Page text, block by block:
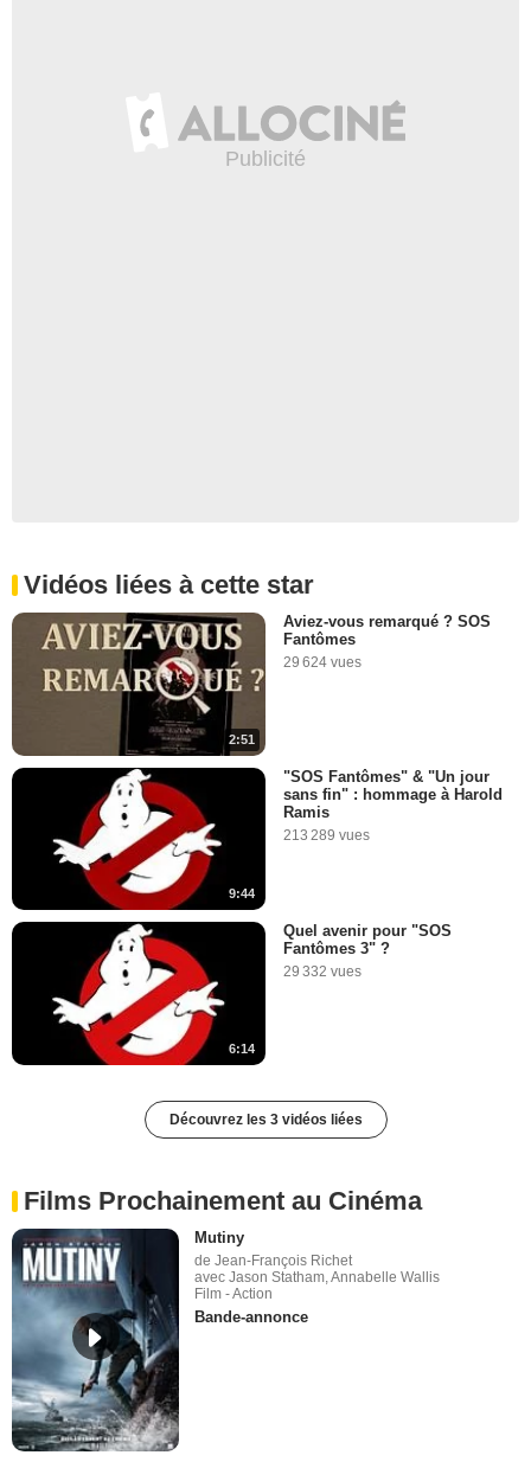
Vidéos liées à cette star
2:51
Aviez-vous remarqué ? SOS
Fantômes
29 624 vues
9:44
"SOS Fantômes" & "Un jour
sans fin" : hommage à Harold
Ramis
213 289 vues
6:14
Quel avenir pour "SOS
Fantômes 3" ?
29 332 vues
Découvrez les 3 vidéos liées
Films Prochainement au Cinéma
Mutiny
de Jean-François Richet
avec Jason Statham, Annabelle Wallis
Film - Action
Bande-annonce